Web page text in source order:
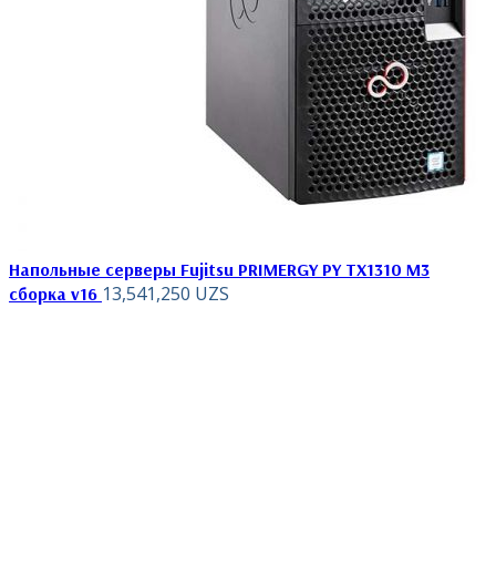
Напольные серверы Fujitsu PRIMERGY PY TX1310 M3
сборка v16 13,541,250 UZS